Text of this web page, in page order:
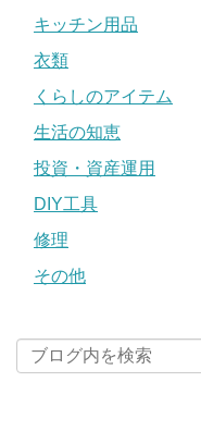
キッチン用品
衣類
くらしのアイテム
生活の知恵
投資・資産運用
DIY工具
修理
その他